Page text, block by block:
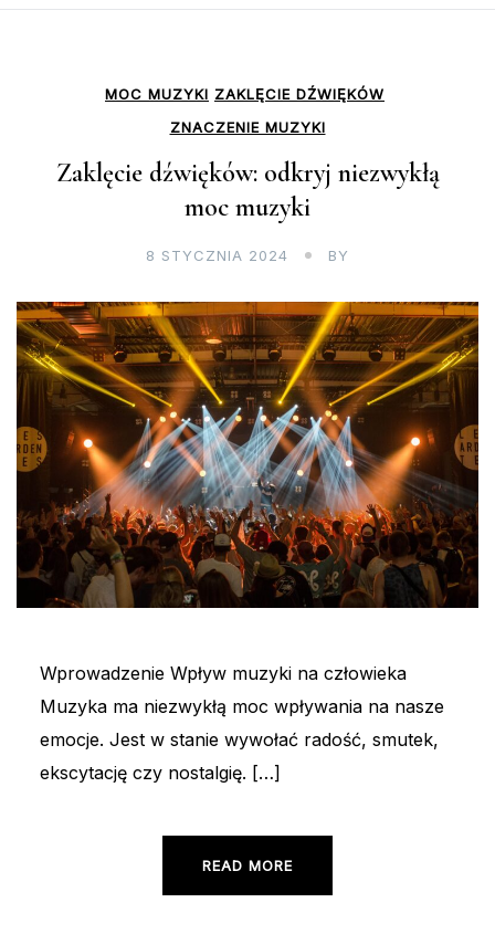
MOC MUZYKI ZAKLĘCIE DŹWIĘKÓW
ZNACZENIE MUZYKI
Zaklęcie dźwięków: odkryj niezwykłą
moc muzyki
8 STYCZNIA 2024 BY
Wprowadzenie Wpływ muzyki na człowieka
Muzyka ma niezwykłą moc wpływania na nasze
emocje. Jest w stanie wywołać radość, smutek,
ekscytację czy nostalgię. […]
READ MORE